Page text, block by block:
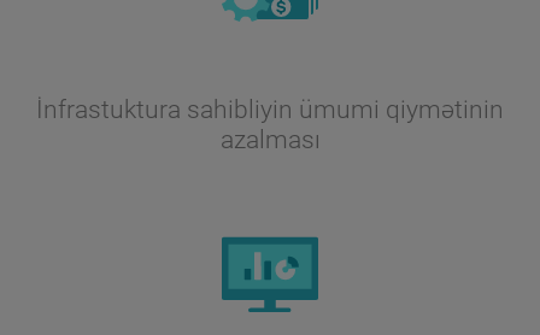
İnfrastuktura sahibliyin ümumi qiymətinin
azalması